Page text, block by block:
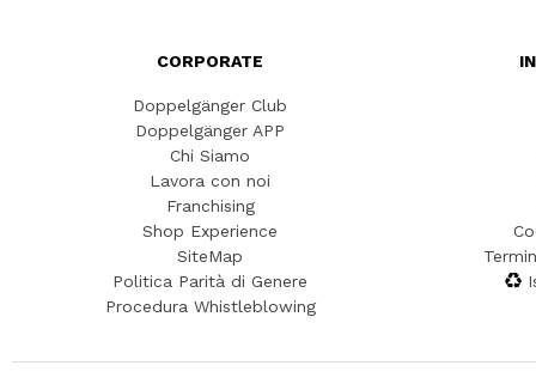
CORPORATE
Doppelgänger Club
Doppelgänger APP
Chi Siamo
Lavora con noi
Franchising
Shop Experience
SiteMap
Politica Parità di Genere
Procedura Whistleblowing